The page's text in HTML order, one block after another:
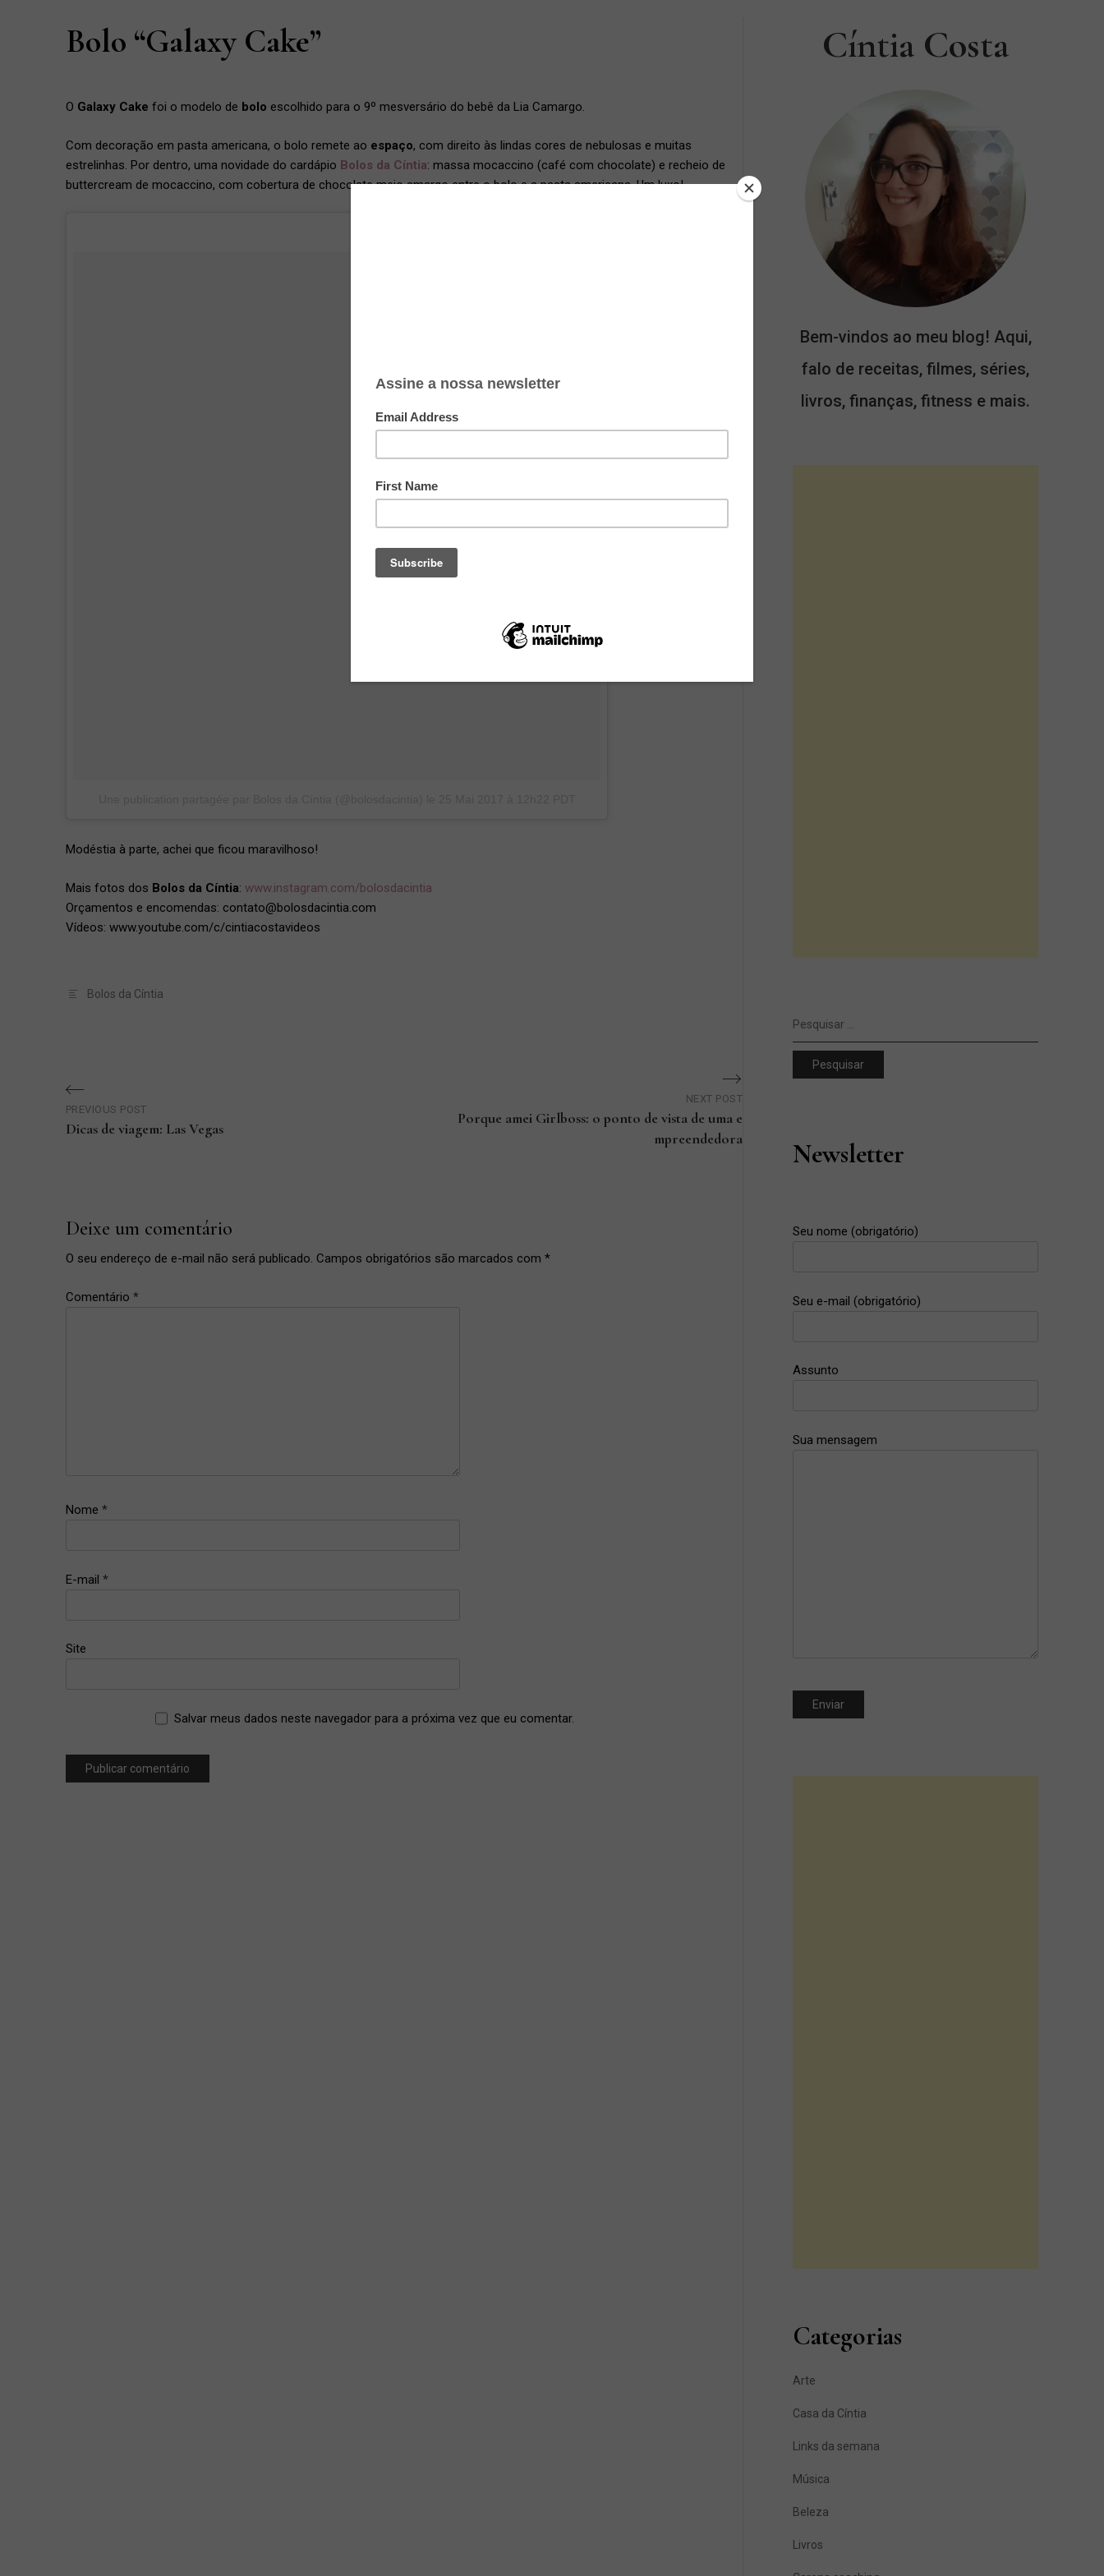
Bolo “Galaxy Cake”
O Galaxy Cake foi o modelo de bolo escolhido para o 9º mesversário do bebê da Lia Camargo.
Com decoração em pasta americana, o bolo remete ao espaço, com direito às lindas cores de nebulosas e muitas
estrelinhas. Por dentro, uma novidade do cardápio Bolos da Cíntia: massa mocaccino (café com chocolate) e recheio de
buttercream de mocaccino, com cobertura de chocolate meio amargo entre o bolo e a pasta americana. Um luxo!
Modéstia à parte, achei que ficou maravilhoso!
Mais fotos dos Bolos da Cíntia: www.instagram.com/bolosdacintia
Orçamentos e encomendas: contato@bolosdacintia.com
Vídeos: www.youtube.com/c/cintiacostavideos
Bolos da Cíntia
,
Cake
Navegação
PREVIOUS POST
Dicas de viagem: Las Vegas
NEXT POST
Porque amei Girlboss: o ponto de vista de uma e
mpreendedora
Deixe um comentário
O seu endereço de e-mail não será publicado. Campos obrigatórios são marcados com *
Comentário *
Nome *
E-mail *
Site
Salvar meus dados neste navegador para a próxima vez que eu comentar.
Cíntia Costa
Bem-vindos ao meu blog! Aqui,
falo de receitas, filmes, séries,
livros, finanças, fitness e mais.
Pesquisar
Newsletter
Seu nome (obrigatório)
Seu e-mail (obrigatório)
Assunto
Sua mensagem
Categorias
Arte
Casa da Cíntia
Links da semana
Música
Beleza
Livros